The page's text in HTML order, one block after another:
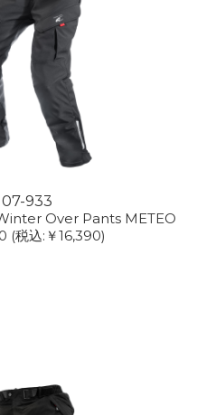
07-933
Over Pants METEO
(税込:￥16,390)